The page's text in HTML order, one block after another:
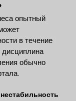
опытный
в течение
обычно